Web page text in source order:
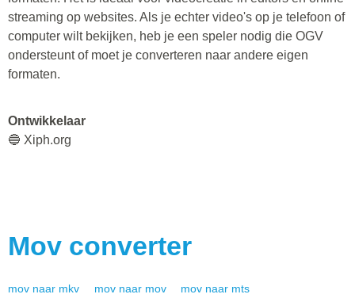
streaming op websites. Als je echter video's op je telefoon of
computer wilt bekijken, heb je een speler nodig die OGV
ondersteunt of moet je converteren naar andere eigen
formaten.
Ontwikkelaar
🔵 Xiph.org
Mov converter
mov naar mkv mov naar mov mov naar mts